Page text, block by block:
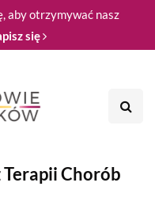
aby otrzymywać nasz
się
Chorób